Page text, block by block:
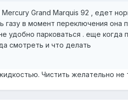
Grand Marquis 92 , едет
газу в момент переключения
удобно парковаться . еще
смотреть и что делать
Чистить желательно не